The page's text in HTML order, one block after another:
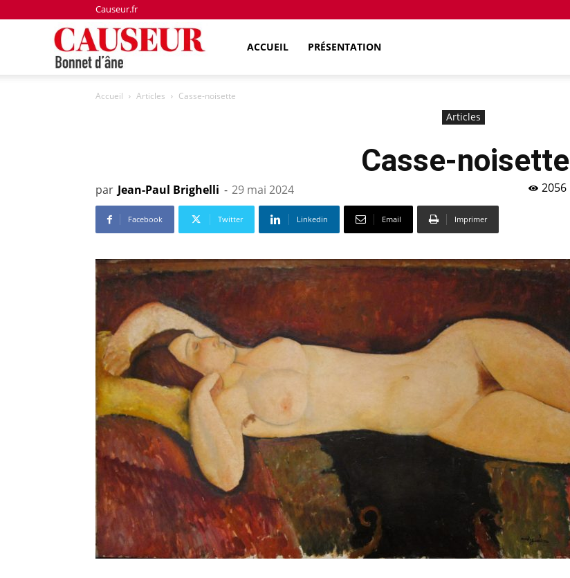
Causeur.fr
d'âne
ACCUEIL PRÉSENTATION
Accueil Articles Casse-noisette
Articles
Casse-noisette
par Jean-Paul Brighelli - 29 mai 2024 2056
Facebook Twitter Linkedin Email Imprimer